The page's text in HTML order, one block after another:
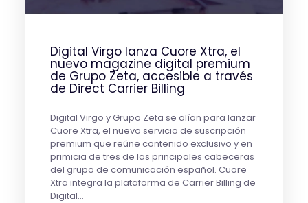
Digital Virgo lanza Cuore Xtra, el
nuevo magazine digital premium
de Grupo Zeta, accesible a través
de Direct Carrier Billing
Digital Virgo y Grupo Zeta se alían para lanzar
Cuore Xtra, el nuevo servicio de suscripción
premium que reúne contenido exclusivo y en
primicia de tres de las principales cabeceras
del grupo de comunicación español. Cuore
Xtra integra la plataforma de Carrier Billing de
Digital…